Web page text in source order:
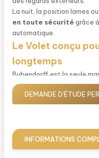
La nuit, la position lames
en toute sécurité grâce
automatique.
Le Volet conçu
longtemps
Bubendorff est la seule
moteur (solaire et
Bubendorff le seul
testés sur30 000
orientables est conçu
plus haute exigence de la
Un volet roulant
DEMANDE D'ÉTUDE
INFORMATIONS